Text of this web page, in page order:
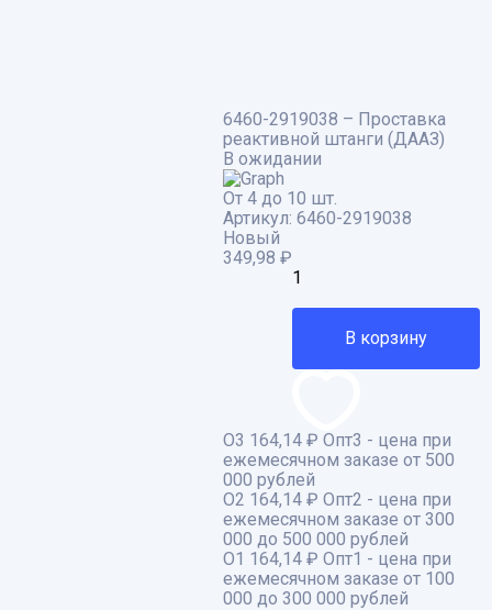
6460-2919038 – Проставка
реактивной штанги (ДААЗ)
В ожидании
От 4 до 10 шт.
Артикул: 6460-2919038
Новый
349,98 ₽
В корзину
О3 164,14 ₽ Опт3 - цена при
ежемесячном заказе от 500
000 рублей
О2 164,14 ₽ Опт2 - цена при
ежемесячном заказе от 300
000 до 500 000 рублей
О1 164,14 ₽ Опт1 - цена при
ежемесячном заказе от 100
000 до 300 000 рублей